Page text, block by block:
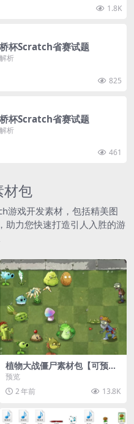
1.8K
杯Scratch省赛试题
析
825
杯Scratch省赛试题
析
461
材包
游戏开发素材，包括精美图
助力您快速打造引人入胜的游
植物大战僵尸素材包【可预
览】
预览
2 年前
13.8K